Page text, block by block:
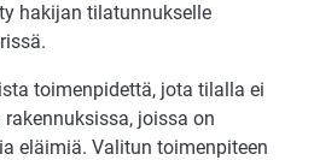
hakijan tilatunnukselle
toimenpidettä, jota tilalla ei
joissa on
eläimiä. Valitun toimenpiteen